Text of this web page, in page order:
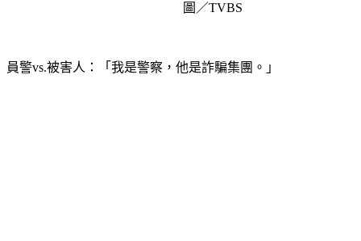
圖／TVBS
員警vs.被害人：「我是警察，他是詐騙集團。」